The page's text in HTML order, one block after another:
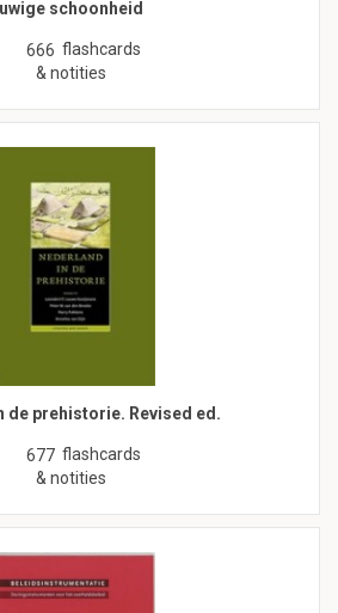
schoonheid
666 flashcards
& notities
de prehistorie. Revised ed.
677 flashcards
& notities